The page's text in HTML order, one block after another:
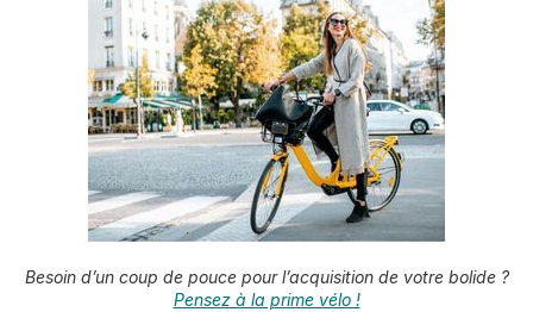
Besoin d’un coup de pouce pour l’acquisition de votre bolide ?
Pensez à la prime vélo !